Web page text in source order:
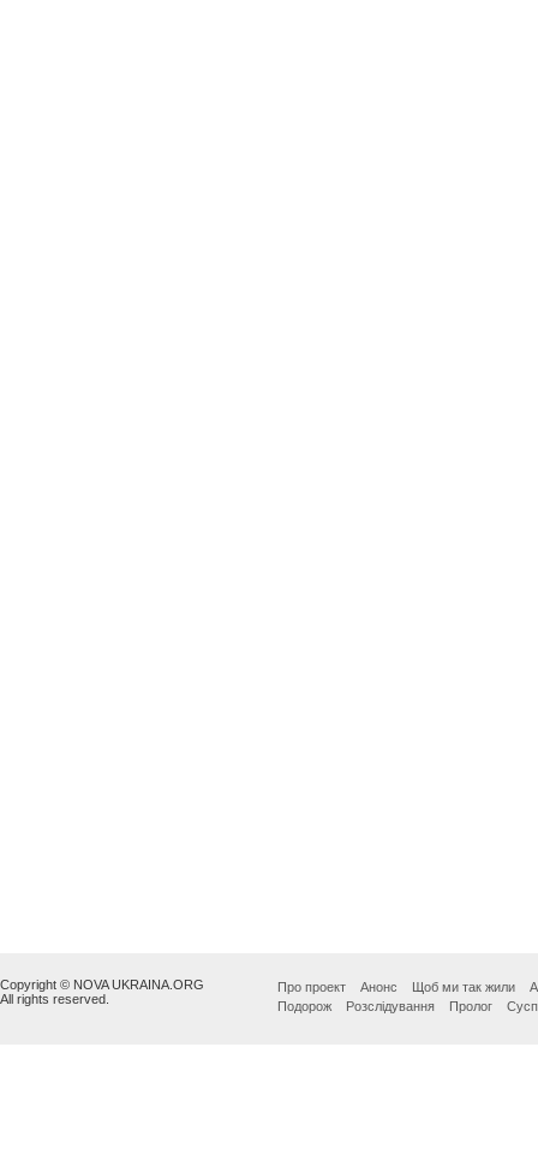
Copyright © NOVA UKRAINA.ORG
All rights reserved.
Про проект Анонс Щоб ми так жили
Подорож
Розслідування Пролог